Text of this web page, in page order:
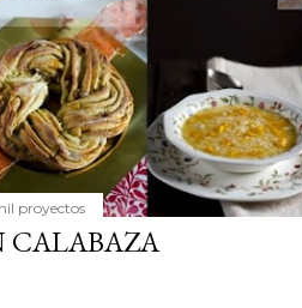
proyectos
CALABAZA